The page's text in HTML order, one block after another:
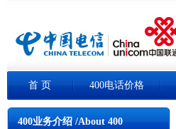
首 页 400电话价格
400业务介绍 /About 400